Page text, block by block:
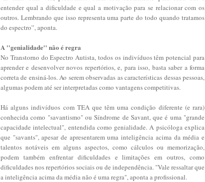
entender qual a dificuldade e qual a motivação para se relacionar com os
outros. Lembrando que isso representa uma parte do todo quando tratamos
do espectro”, aponta.
A ''genialidade'' não é regra
No Transtorno do Espectro Autista, todos os indivíduos têm potencial para
aprender e desenvolver novos repertórios, e, para isso, basta saber a forma
correta de ensiná-los. Ao serem observadas as características dessas pessoas,
algumas podem até ser interpretadas como vantagens competitivas.
Há alguns indivíduos com TEA que têm uma condição diferente (e rara)
conhecida como "savantismo" ou Síndrome de Savant, que é uma "grande
capacidade intelectual", entendida como genialidade. A psicóloga explica
que "savants", apesar de apresentarem uma inteligência acima da média e
talentos notáveis em alguns aspectos, como cálculos ou memorização,
podem também enfrentar dificuldades e limitações em outros, como
dificuldades nos repertórios sociais ou de independência. "Vale ressaltar que
a inteligência acima da média não é uma regra", aponta a profissional.